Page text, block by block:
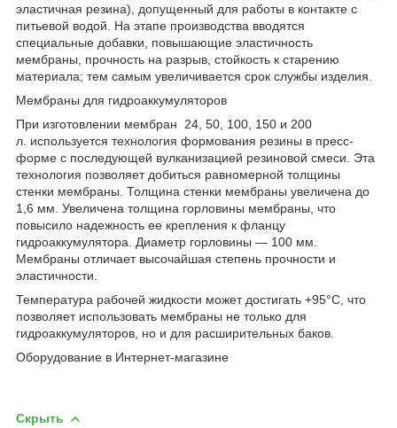
эластичная резина), допущенный для работы в контакте с
питьевой водой. На этапе производства вводятся
специальные добавки, повышающие эластичность
мембраны, прочность на разрыв, стойкость к старению
материала; тем самым увеличивается срок службы изделия.
Мембраны для гидроаккумуляторов
При изготовлении мембран 24, 50, 100, 150 и 200
л. используется технология формования резины в пресс-
форме с последующей вулканизацией резиновой смеси. Эта
технология позволяет добиться равномерной толщины
стенки мембраны. Толщина стенки мембраны увеличена до
1,6 мм. Увеличена толщина горловины мембраны, что
повысило надежность ее крепления к фланцу
гидроаккумулятора. Диаметр горловины — 100 мм.
Мембраны отличает высочайшая степень прочности и
эластичности.
Температура рабочей жидкости может достигать +95°С, что
позволяет использовать мембраны не только для
гидроаккумуляторов, но и для расширительных баков.
Оборудование в Интернет-магазине
Скрыть